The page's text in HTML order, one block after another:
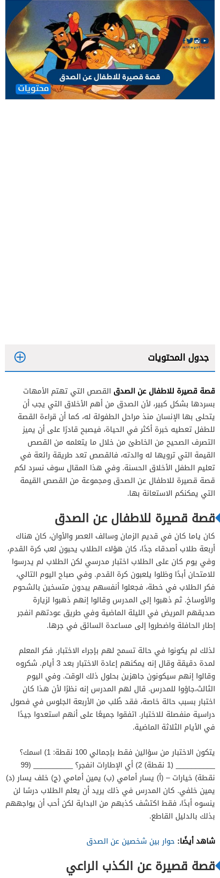
جدول المحتويات
ترجمة قصة قصيرة بالانجليزي
قصة قصيرة للاطفال عن الصدق القصص التي تهتم الأمهات
بسردها بشكل كبير، لأن الصدق من أهم الأخلاق التي يجب أن
يتحلى بها الإنسان منذ مراحل الطفولة له، كما أن قراءة القصة
للطفل تعطيه خبرة أكثر في الحياة، فيصبح قادرًا على أن يميز
التصرف الصحيح من الخاطئ من خلال ما يتعلمه من القصص
القيمة التي ترويها له والدته، فالقصص تعد طريقة رائعة في
تعليم الطفل الأخلاق الحسنة. وفي هذا المقال سوف نسرد لكم
قصة قصيرة للاطفال عن الصدق ومجموعة من القصص القيمة
التي يمكنكم الاستعانة بها.
قصة قصيرة للاطفال عن الصدق
كان ياما كان في قديم الزمان وسالف العصر والأوان، كان هناك
أربعة طلاب أصدقاء جدًا، كان هؤلاء الطلاب يحبون لعب كرة القدم،
وفي يوم كان على الطلاب اختبار مدرسي لكن الطلاب لم يدرسوا
للامتحان أبدًا وظلوا يلعبون كرة القدم. وفي صباح اليوم التالي،
فكر الطلاب في خطة، فجعلوا أنفسهم يبدون متسخين بالشحوم
والأوساخ. ثم ذهبوا إلى المدرس وقالوا إنهم ذهبوا لزيارة
صديقهم المريض في الليلة الماضية وفي طريق عودتهم انفجر
إطار الحافلة واضطروا إلى مساعدة السائق في جرها.
لذلك لم يكونوا في حالة تسمح لهم بإجراء الاختبار. فكر المعلم
لمدة دقيقة وقال إنه يمكنهم إعادة الاختبار بعد 3 أيام. شكروه
وقالوا إنهم سيكونون جاهزين بحلول ذلك الوقت. وفي اليوم
الثالث،جاؤوا للمدرس. قال لهم المدرس إنه نظرًا لأن هذا كان
اختبار بسبب حالة خاصة، فقد طُلب من الأربعة الجلوس في فصول
دراسية منفصلة للاختبار. اتفقوا جميعًا على أنهم استعدوا جيدًا
في الأيام الثلاثة الماضية.
يتكون الاختبار من سؤالين فقط بإجمالي 100 نقطة: 1) اسمك؟
__________ (1 نقطة) 2) أي الإطارات انفجر؟ __________ (99
نقطة) خيارات – (أ) يسار أمامي (ب) يمين أمامي (ج) خلف يسار (د)
يمين خلفي. كان المدرس في ذلك يريد أن يعلم الطلاب درسًا لن
ينسوه أبدًا، فقط اكتشف كذبهم من البداية لكن أحب أن يواجههم
بذلك بالدليل القاطع.
شاهد أيضًا: حوار بين شخصين عن الصدق
قصة قصيرة عن الكذب الراعي